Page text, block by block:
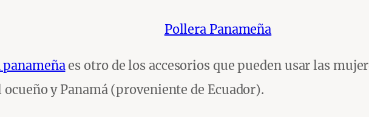
Pollera Panameña
es otro de los accesorios que pueden usar las
y Panamá (proveniente de Ecuador).